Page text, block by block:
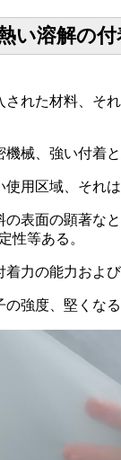
い溶解の
された材料、そ
機械、強い付着
使用区域、それ
の表面の顕著な
性等ある。
着力の能力およ
の強度、堅くな